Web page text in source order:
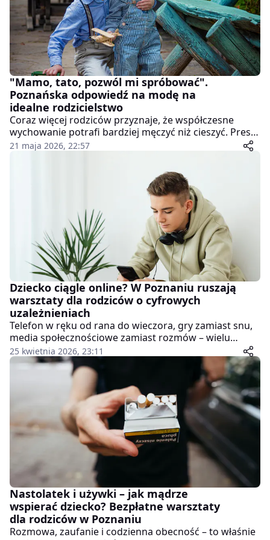
"Mamo, tato, pozwól mi spróbować".
Poznańska odpowiedź na modę na
idealne rodzicielstwo
Coraz więcej rodziców przyznaje, że współczesne
wychowanie potrafi bardziej męczyć niż cieszyć. Presja
bycia "idealnym rodzicem", ciągłe porównywanie się z
mamom i ojcom coraz trudniej złapać oddech. O tym
właśnie będzie można porozmawiać podczas
wyjątkowego spotkania organizowanego przez
Centrum Inicjatyw Rodzinnych w Poznaniu.
21 maja 2026, 22:57
Dziecko ciągle online? W Poznaniu ruszają
warsztaty dla rodziców o cyfrowych
uzależnieniach
Telefon w ręku od rana do wieczora, gry zamiast snu,
media społecznościowe zamiast rozmów – wielu
rodziców zadaje sobie dziś pytanie, czy to jeszcze
norma, czy już sygnał ostrzegawczy. Odpowiedzi
będzie można znaleźć podczas specjalnych
warsztatów organizowanych w Centrum Inicjatyw
25 kwietnia 2026, 23:11
Nastolatek i używki – jak mądrze
wspierać dziecko? Bezpłatne warsztaty
dla rodziców w Poznaniu
Rozmowa, zaufanie i codzienna obecność – to właśnie